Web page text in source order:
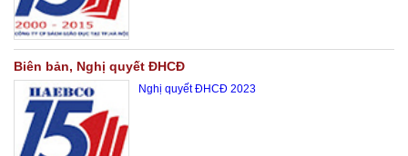
Biên bản, Nghị quyết ĐHCĐ
Nghị quyết ĐHCĐ 2023